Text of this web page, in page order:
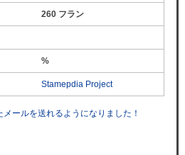
260 フラン
%
Stamepdia Project
ールを送れるようになりました！